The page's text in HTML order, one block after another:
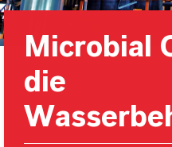
Microbial
die